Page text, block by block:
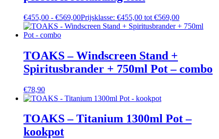
€455,00 - €569,00Prijsklasse: €455,00 tot €569,00
TOAKS – Windscreen Stand +
Spiritusbrander + 750ml Pot – combo
€78,90
TOAKS – Titanium 1300ml Pot –
kookpot